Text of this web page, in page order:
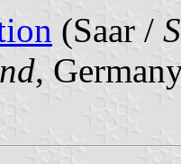
(Saar /
,